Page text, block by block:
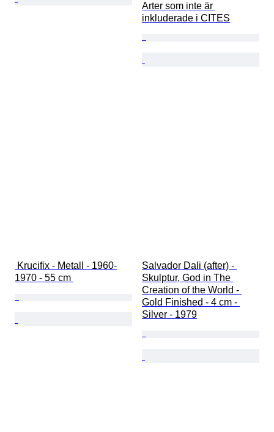
Arter som inte är
inkluderade i CITES
1970 - 55 cm
Salvador Dali (after) -
Skulptur, God in The
Creation of the World -
Gold Finished - 4 cm -
Silver - 1979